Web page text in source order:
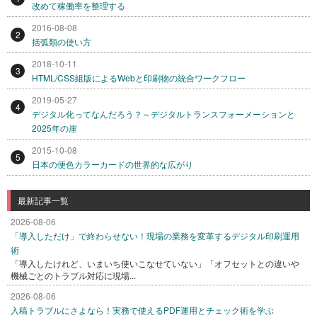
改めて稼働率を整理する
2
2016-08-08
括弧類の使い方
3
2018-10-11
HTML/CSS組版によるWebと印刷物の統合ワークフロー
4
2019-05-27
デジタル化ってなんだろう？～デジタルトランスフォーメーションと
2025年の崖
5
2015-10-08
日本の便色カラーカードの世界的な広がり
最新記事一覧
2026-08-06
「導入しただけ」で終わらせない！現場の業務を変革するデジタル印刷運用
術
「導入したけれど、いまいち使いこなせていない」「オフセットとの違いや
機械ごとのトラブル対応に現場...
2026-08-06
入稿トラブルにさよなら！実務で使えるPDF運用とチェック術を学ぶ